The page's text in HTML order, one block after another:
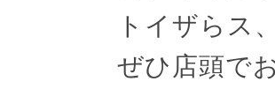
トイザらス
ぜひ店頭で